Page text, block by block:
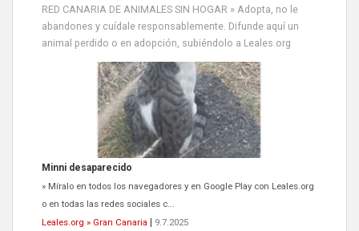
RED CANARIA DE ANIMALES SIN HOGAR » Adopta, no le
abandones y cuídale responsablemente. Difunde aquí un
animal perdido o en adopción, subiéndolo a Leales.org
Siami Perdida
Se llama Siami,es hembra de 4 años,esterilizada con marca de
oreja,cariñosa,mimosa pero miedosa,e...
Leales.org » Gran Canaria
9.7.2025